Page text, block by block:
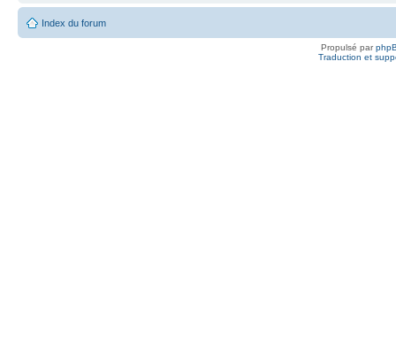
Index du forum
Propulsé par
Traduction et